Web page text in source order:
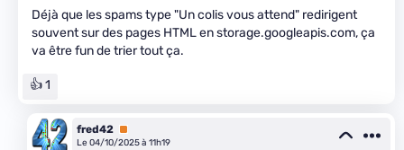
Déjà que les spams type "Un colis vous attend" redirigent
souvent sur des pages HTML en storage.googleapis.com, ça
va être fun de trier tout ça.
👍 1
fred42 Premium
Le 04/10/2025 à 11h19